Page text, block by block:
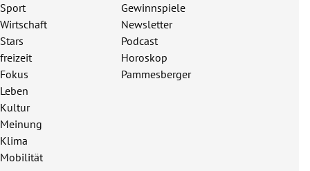
Sport
Wirtschaft
Stars
freizeit
Fokus
Leben
Kultur
Meinung
Klima
Mobilität
Gewinnspiele
Newsletter
Podcast
Horoskop
Pammesberger